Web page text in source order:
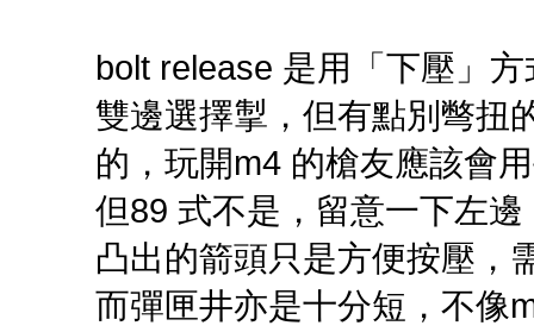
bolt release 是用「下壓」
雙邊選擇掣，但有點別彆扭
的，玩開m4 的槍友應該會
但89 式不是，留意一下左
凸出的箭頭只是方便按壓，
而彈匣井亦是十分短，不像